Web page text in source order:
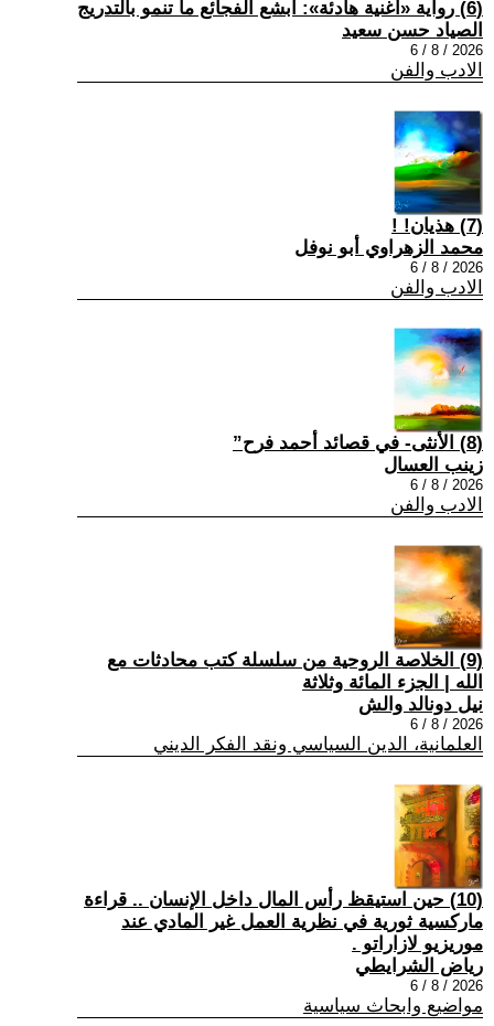
(6) رواية «أغنية هادئة»: أبشع الفجائع ما تنمو بالتدريج
الصياد حسن سعيد
2026 / 8 / 6
الادب والفن
(7) هذيان! !
محمد الزهراوي أبو نوفل
2026 / 8 / 6
الادب والفن
(8) الأنثى- في قصائد أحمد فرح”
زينب العسال
2026 / 8 / 6
الادب والفن
(9) الخلاصة الروحية من سلسلة كتب محادثات مع
الله | الجزء المائة وثلاثة
نيل دونالد والش
2026 / 8 / 6
العلمانية، الدين السياسي ونقد الفكر الديني
(10) حين استيقظ رأس المال داخل الإنسان .. قراءة
ماركسية ثورية في نظرية العمل غير المادي عند
موريزيو لازاراتو .
رياض الشرايطي
2026 / 8 / 6
مواضيع وابحاث سياسية